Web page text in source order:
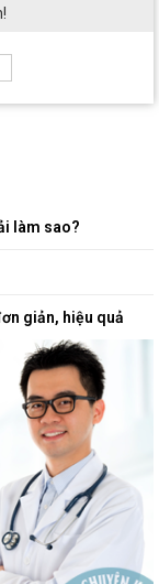
làm sao?
giản, hiệu quả